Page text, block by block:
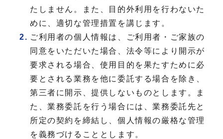
たしません。また、目的外利用を行わないた
めに、適切な管理措置を講じます。
ご利用者の個人情報は、ご利用者・ご家族の
同意をいただいた場合、法令等により開示が
要求される場合、使用目的を果たすために必
要とされる業務を他に委託する場合を除き、
第三者に開示、提供しないものとします。ま
た、業務委託を行う場合には、業務委託先と
所定の契約を締結し、個人情報の厳格な管理
を義務づけることとします。